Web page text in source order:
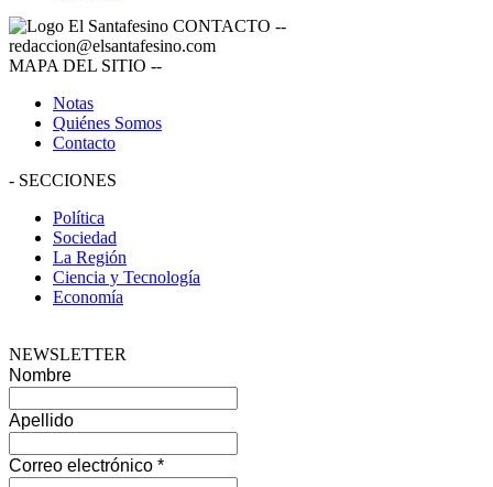
CONTACTO --
redaccion@elsantafesino.com
MAPA DEL SITIO --
Notas
Quiénes Somos
Contacto
- SECCIONES
Política
Sociedad
La Región
Ciencia y Tecnología
Economía
NEWSLETTER
Nombre
Apellido
Correo electrónico *